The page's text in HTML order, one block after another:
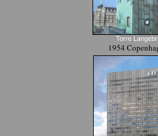
Torre
1954